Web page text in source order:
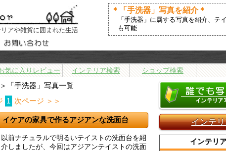
アや雑貨に囲まれた生活
＊「手洗器」写真を紹介＊
「手洗器」に属する写真を紹介、テ
も可能
気に入りレビュー インテリア検索
ショップ検索
＞「手洗器」写真一覧
1 次ページ ＞＞
イケアの家具で作るアジアンな洗面台
以前ナチュラルで明るいテイストの洗面台を紹
介しましたが、今回はアジアンテイストの洗面
インテ
インテリ